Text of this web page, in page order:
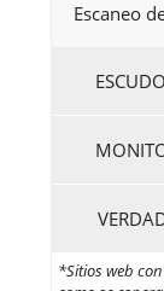
Escaneo
*Sitios web